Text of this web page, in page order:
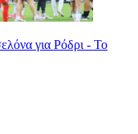
για Ρόδρι - Το